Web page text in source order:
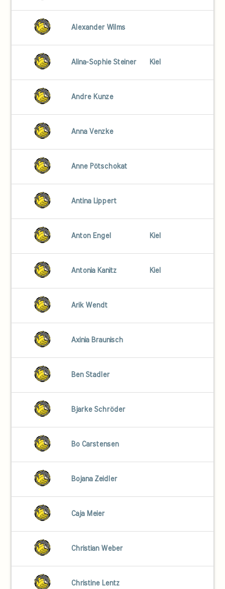
Alexander Wilms
Alina-Sophie Steiner Kiel
Andre Kunze
Anna Venzke
Anne Pötschokat
Antina Lippert
Anton Engel Kiel
Antonia Kanitz Kiel
Arik Wendt
Axinia Braunisch
Ben Stadler
Bjarke Schröder
Bo Carstensen
Bojana Zeidler
Caja Meier
Christian Weber
Christine Lentz